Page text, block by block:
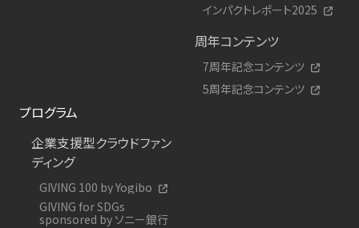
インパクトレポート2025
周年コンテンツ
7周年記念コンテンツ
5周年記念コンテンツ
プログラム
企業支援型クラウドファン
ディング
GIVING 100 by Yogibo
GIVING for SDGs
sponsored by ソニー銀行